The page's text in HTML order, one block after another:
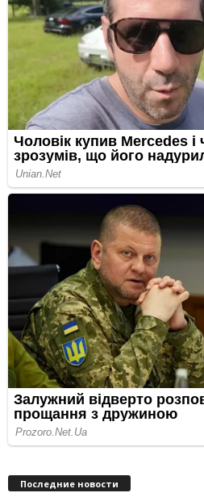
Последние новости